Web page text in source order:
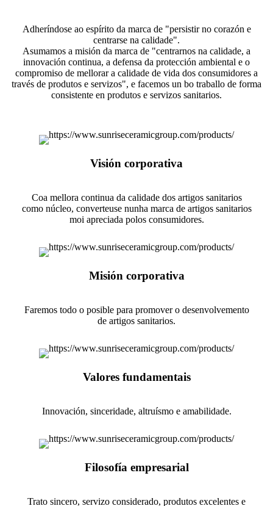
Adheríndose ao espírito da marca de "persistir no corazón e
centrarse na calidade".
Asumamos a misión da marca de "centrarnos na calidade, a
innovación continua, a defensa da protección ambiental e o
compromiso de mellorar a calidade de vida dos consumidores a
través de produtos e servizos", e facemos un bo traballo de forma
consistente en produtos e servizos sanitarios.
Visión corporativa
Coa mellora continua da calidade dos artigos sanitarios
como núcleo, converteuse nunha marca de artigos sanitarios
moi apreciada polos consumidores.
Misión corporativa
Faremos todo o posible para promover o desenvolvemento
de artigos sanitarios.
Valores fundamentais
Innovación, sinceridade, altruísmo e amabilidade.
Filosofía empresarial
Trato sincero, servizo considerado, produtos excelentes e